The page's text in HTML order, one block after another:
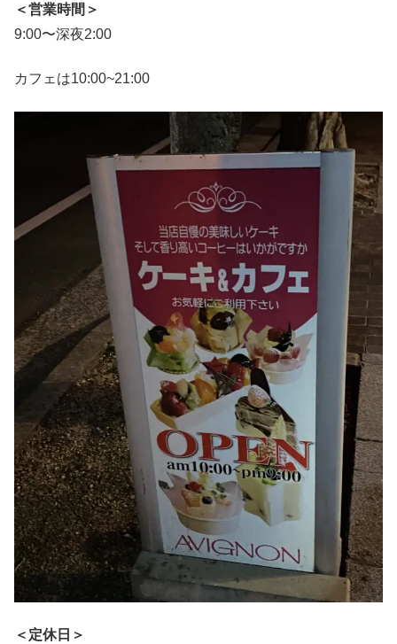
＜営業時間＞
9:00〜深夜2:00
カフェは10:00~21:00
＜定休日＞